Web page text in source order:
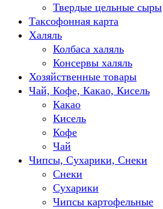
Твердые цельные сыры
Таксофонная карта
Халяль
Колбаса халяль
Консервы халяль
Хозяйственные товары
Чай, Кофе, Какао, Кисель
Какао
Кисель
Кофе
Чай
Чипсы, Сухарики, Снеки
Снеки
Сухарики
Чипсы картофельные